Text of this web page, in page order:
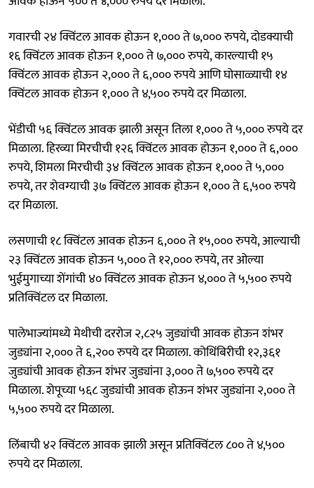
गवारची २४ क्विंटल आवक होऊन १,००० ते ७,००० रुपये, दोडक्याची
१६ क्विंटल आवक होऊन १,००० ते ७,००० रुपये, कारल्याची १५
क्विंटल आवक होऊन २,००० ते ६,००० रुपये आणि घोसाळ्याची १४
क्विंटल आवक होऊन १,००० ते ४,५०० रुपये दर मिळाला.
भेंडीची ५६ क्विंटल आवक झाली असून तिला १,००० ते ५,००० रुपये दर
मिळाला. हिरव्या मिरचीची १२६ क्विंटल आवक होऊन १,००० ते ६,०००
रुपये, शिमला मिरचीची ३४ क्विंटल आवक होऊन १,००० ते ५,०००
रुपये, तर शेवग्याची ३७ क्विंटल आवक होऊन १,००० ते ६,५०० रुपये
दर मिळाला.
लसणाची १८ क्विंटल आवक होऊन ६,००० ते १५,००० रुपये, आल्याची
२३ क्विंटल आवक होऊन ५,००० ते १२,००० रुपये, तर ओल्या
भुईमुगाच्या शेंगांची ४० क्विंटल आवक होऊन ४,००० ते ५,५०० रुपये
प्रतिक्विंटल दर मिळाला.
पालेभाज्यांमध्ये मेथीची दररोज २,८२५ जुड्यांची आवक होऊन शंभर
जुड्यांना २,००० ते ६,२०० रुपये दर मिळाला. कोथिंबिरीची १२,३६१
जुड्यांची आवक होऊन शंभर जुड्यांना ३,००० ते ७,५०० रुपये दर
मिळाला. शेपूच्या ५६८ जुड्यांची आवक होऊन शंभर जुड्यांना २,००० ते
५,५०० रुपये दर मिळाला.
लिंबाची ४२ क्विंटल आवक झाली असून प्रतिक्विंटल ८०० ते ४,५००
रुपये दर मिळाला.